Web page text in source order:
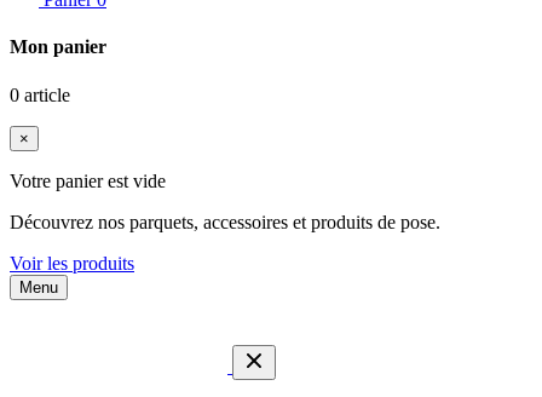
Mon panier
0 article
×
Votre panier est vide
Découvrez nos parquets, accessoires et produits de pose.
Voir les produits
Menu